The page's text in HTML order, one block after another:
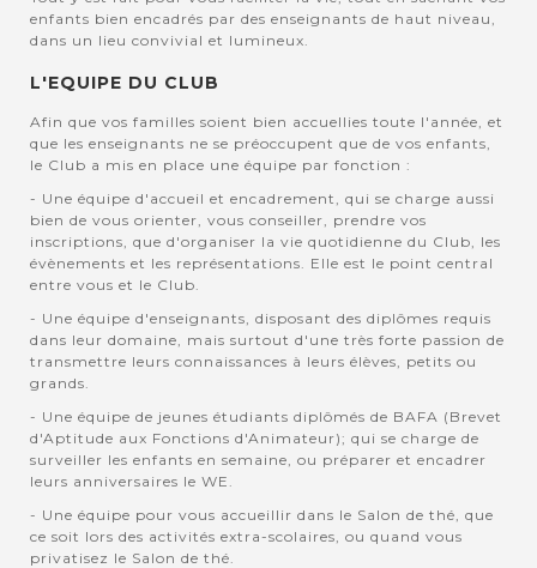
enfants bien encadrés par des enseignants de haut niveau,
dans un lieu convivial et lumineux.
L'EQUIPE DU CLUB
Afin que vos familles soient bien accuellies toute l'année, et
que les enseignants ne se préoccupent que de vos enfants,
le Club a mis en place une équipe par fonction :
- Une équipe d'accueil et encadrement, qui se charge aussi
bien de vous orienter, vous conseiller, prendre vos
inscriptions, que d'organiser la vie quotidienne du Club, les
évènements et les représentations. Elle est le point central
entre vous et le Club.
- Une équipe d'enseignants, disposant des diplômes requis
dans leur domaine, mais surtout d'une très forte passion de
transmettre leurs connaissances à leurs élèves, petits ou
grands.
- Une équipe de jeunes étudiants diplômés de BAFA (Brevet
d'Aptitude aux Fonctions d'Animateur); qui se charge de
surveiller les enfants en semaine, ou préparer et encadrer
leurs anniversaires le WE.
- Une équipe pour vous accueillir dans le Salon de thé, que
ce soit lors des activités extra-scolaires, ou quand vous
privatisez le Salon de thé.